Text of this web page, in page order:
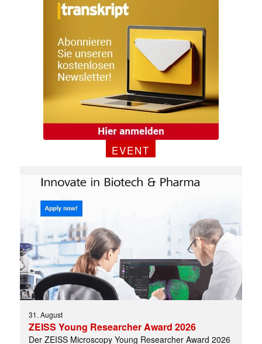
EVENT
31. August
ZEISS Young Researcher Award 2026
Der ZEISS Microscopy Young Researcher Award 2026